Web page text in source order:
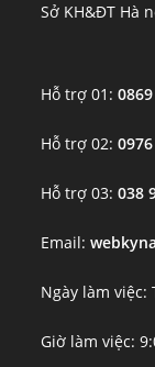
Sở KH&ĐT Hà
Hỗ trợ 01:
Hỗ trợ 02:
Hỗ trợ 03:038
Email:
Ngày làm việc:
Giờ làm việc: